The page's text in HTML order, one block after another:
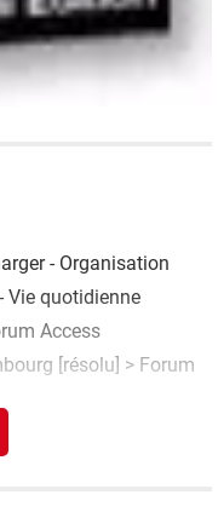
- Organisation
Vie quotidienne
Access
[résolu] > Forum